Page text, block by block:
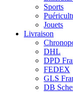
Sports
Jouets
Livraison
DHL
DPD
FEDEX
GLS
DB